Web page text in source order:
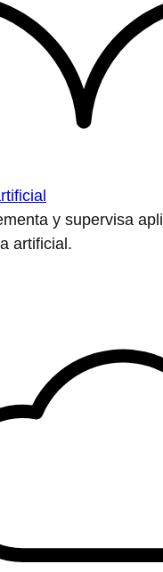
y supervisa
artificial.